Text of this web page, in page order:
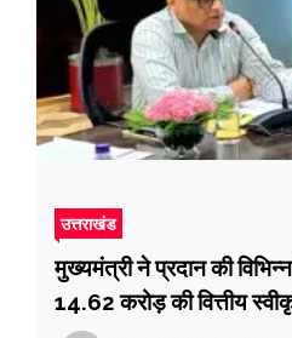
उत्तराखंड
मुख्यमंत्री ने प्रदान की
14.62 करोड़ की वित्तीय